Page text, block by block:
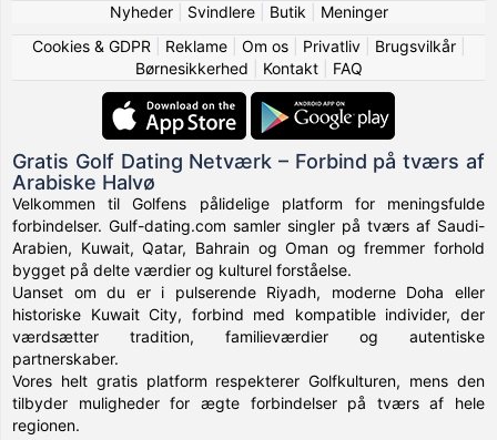
Nyheder| Svindlere| Butik
Meninger
Cookies & GDPR
Reklame| Om os| Privatliv| Brugsvilkår|
Børnesikkerhed
Kontakt| FAQ
Gratis Golf Dating Netværk – Forbind på tværs af
Arabiske Halvø
Velkommen til Golfens pålidelige platform for meningsfulde
forbindelser. Gulf-dating.com samler singler på tværs af Saudi-
Arabien, Kuwait, Qatar, Bahrain og Oman og fremmer forhold
bygget på delte værdier og kulturel forståelse.
Uanset om du er i pulserende Riyadh, moderne Doha eller
historiske Kuwait City, forbind med kompatible individer, der
værdsætter tradition, familieværdier og autentiske
partnerskaber.
Vores helt gratis platform respekterer Golfkulturen, mens den
tilbyder muligheder for ægte forbindelser på tværs af hele
regionen.